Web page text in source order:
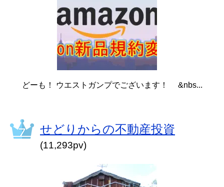
どーも！ ウエストガンプでございます！ &nbs...
せどりからの不動産投資
(11,293pv)